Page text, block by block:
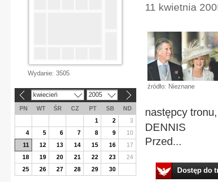
11 kwietnia
źródło: Nieznane
następcy
DENNIS
Przed...
Dostęp do
Wydanie: 3505
kwiecień 2005
PN WT ŚR CZ PT SB
ND
1
2
3
4
5 6 7 8 9
10
11
12 13 14 15 16
17
18
19 20 21 22 23
24
25
26 27 28 29 30